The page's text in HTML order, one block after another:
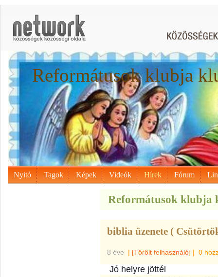
Reformátusok klubja
Nyitó Tagok Képek Videók Hírek Fórum
Reformátusok klubja
biblia üzenete (
8 éve | [Törölt felhasználó] | 0
Jó helyre jöttél